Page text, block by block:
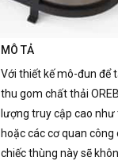
MÔ TẢ
Với thiết kế mô-đun để
thu gom chất thải
lượng truy cập cao
hoặc các cơ quan công
chiếc thùng này sẽ